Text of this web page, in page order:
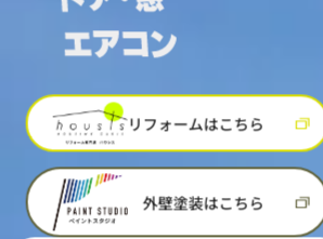
リフォームはこちら
外壁塗装はこちら